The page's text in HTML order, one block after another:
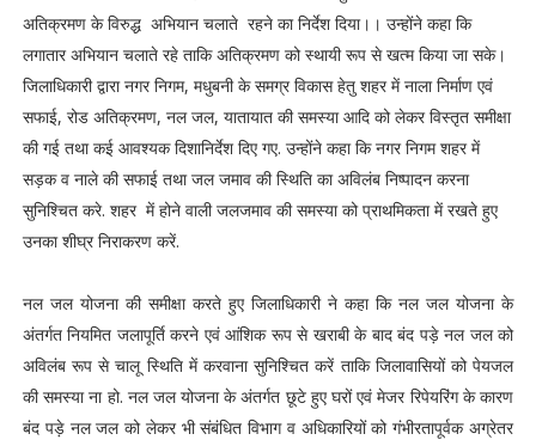
अतिक्रमण के विरुद्ध अभियान चलाते रहने का निर्देश दिया।। उन्होंने कहा कि
लगातार अभियान चलाते रहे ताकि अतिक्रमण को स्थायी रूप से खत्म किया जा सके।
जिलाधिकारी द्वारा नगर निगम, मधुबनी के समग्र विकास हेतु शहर में नाला निर्माण एवं
सफाई, रोड अतिक्रमण, नल जल, यातायात की समस्या आदि को लेकर विस्तृत समीक्षा
की गई तथा कई आवश्यक दिशानिर्देश दिए गए. उन्होंने कहा कि नगर निगम शहर में
सड़क व नाले की सफाई तथा जल जमाव की स्थिति का अविलंब निष्पादन करना
सुनिश्चित करे. शहर में होने वाली जलजमाव की समस्या को प्राथमिकता में रखते हुए
उनका शीघ्र निराकरण करें.
नल जल योजना की समीक्षा करते हुए जिलाधिकारी ने कहा कि नल जल योजना के
अंतर्गत नियमित जलापूर्ति करने एवं आंशिक रूप से खराबी के बाद बंद पड़े नल जल को
अविलंब रूप से चालू स्थिति में करवाना सुनिश्चित करें ताकि जिलावासियों को पेयजल
की समस्या ना हो. नल जल योजना के अंतर्गत छूटे हुए घरों एवं मेजर रिपेयरिंग के कारण
बंद पड़े नल जल को लेकर भी संबंधित विभाग व अधिकारियों को गंभीरतापूर्वक अग्रेतर